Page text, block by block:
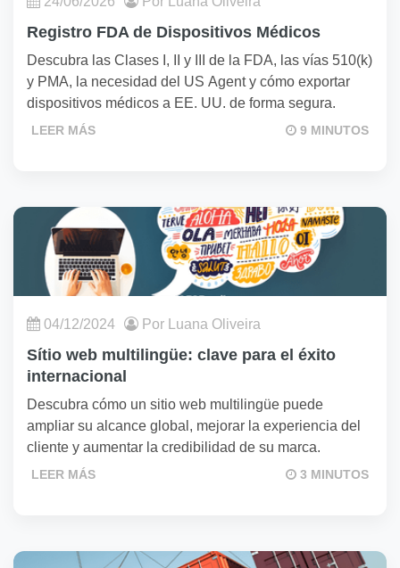
Registro FDA de Dispositivos Médicos
Descubra las Clases I, II y III de la FDA, las vías 510(k)
y PMA, la necesidad del US Agent y cómo exportar
dispositivos médicos a EE. UU. de forma segura.
LEER MÁS 9 MINUTOS
04/12/2024 Por Luana Oliveira
Sítio web multilingüe: clave para el éxito
internacional
Descubra cómo un sitio web multilingüe puede
ampliar su alcance global, mejorar la experiencia del
cliente y aumentar la credibilidad de su marca.
LEER MÁS 3 MINUTOS